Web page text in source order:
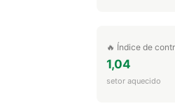
🔥 Índice de
1,04
setor aquecido